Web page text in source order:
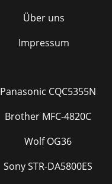
Über uns
Impressum
Panasonic CQC5355N
Brother MFC-4820C
Wolf OG36
Sony STR-DA5800ES